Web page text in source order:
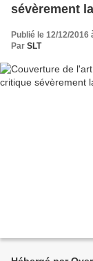
sévèrement
Publié le 12/12/2016
Par SLT